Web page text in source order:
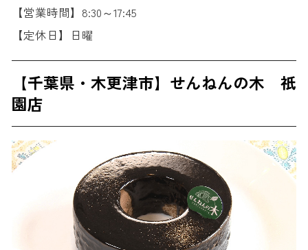
【営業時間】8:30～17:45
【定休日】日曜
【千葉県・木更津市】せんねんの木 祇
園店